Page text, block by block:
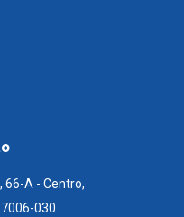
66-A - Centro,
030